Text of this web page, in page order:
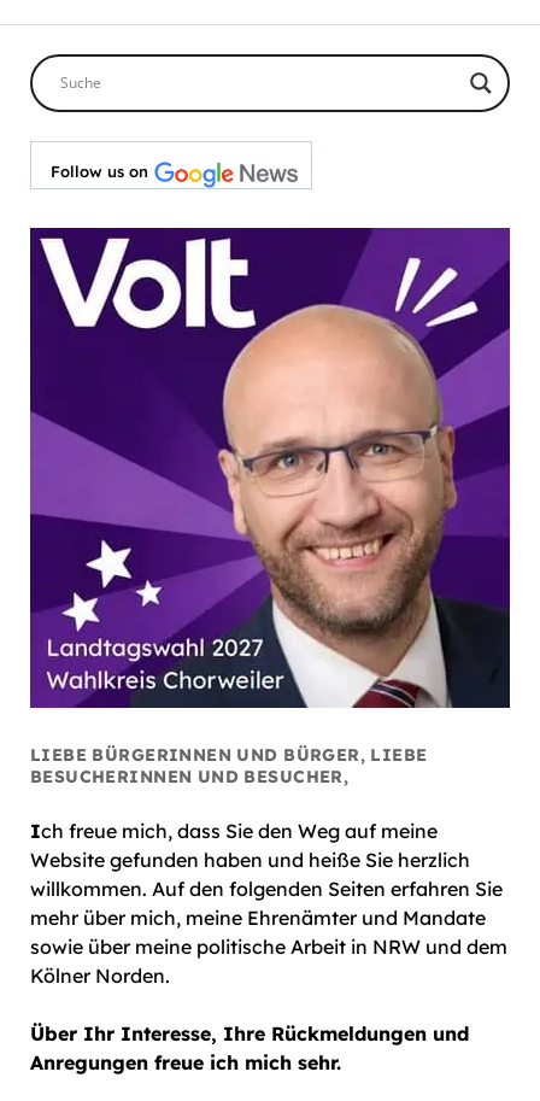
Follow us on
LIEBE BÜRGERINNEN UND BÜRGER, LIEBE
BESUCHERINNEN UND BESUCHER,
Ich freue mich, dass Sie den Weg auf meine
Website gefunden haben und heiße Sie herzlich
willkommen. Auf den folgenden Seiten erfahren Sie
mehr über mich, meine Ehrenämter und Mandate
sowie über meine politische Arbeit in NRW und dem
Kölner Norden.
Über Ihr Interesse, Ihre Rückmeldungen und
Anregungen freue ich mich sehr.